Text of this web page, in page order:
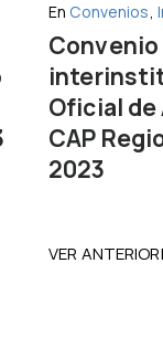
En Convenios,
Oficial de
CAP
2023
VER